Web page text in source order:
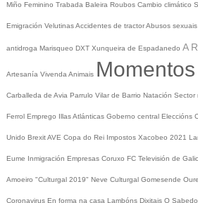
Miño Feminino Trabada Baleira Roubos Cambio climático
Emigración VelutinasAccidentes de tractorAbusos sexuais
antidroga Marisqueo DXT Xunqueira de Espadanedo A
Artesanía Vivenda Animais
Carballeda de Avia Parrulo Vilar de Barrio Natación Sector
Ferrol Emprego Illas Atlánticas Goberno central Eleccións
Unido BrexitAVE Copa do Rei Impostos Xacobeo 2021
Eume Inmigración Empresas Coruxo FC Televisión de
Amoeiro "Culturgal 2019" Neve Culturgal Gomesende
Coronavirus En forma na casa Lambóns Dixitais O